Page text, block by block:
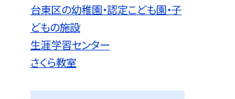
台東区の幼稚園・認定こども園・子
どもの施設
生涯学習センター
さくら教室